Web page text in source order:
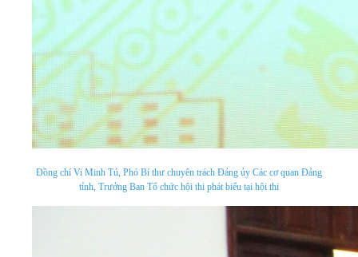
Đồng chí Vi Minh Tú, Phó Bí thư chuyên trách Đảng ủy Các cơ quan Đảng
tỉnh, Trưởng Ban Tổ chức hội thi phát biểu tại hội thi